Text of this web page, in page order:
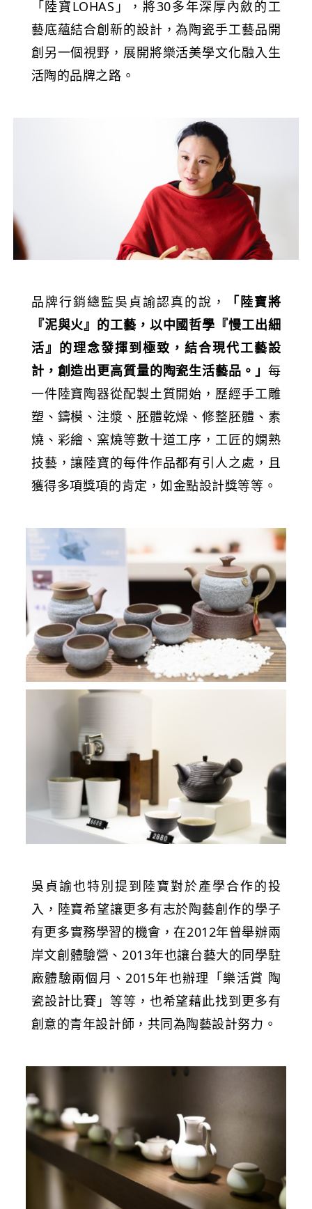
「陸寶LOHAS」，將30多年深厚內斂的工
藝底蘊結合創新的設計，為陶瓷手工藝品開
創另一個視野，展開將樂活美學文化融入生
活陶的品牌之路。
品牌行銷總監吳貞諭認真的說，
「陸寶將
『泥與火』的工藝，以中國哲學『慢工出細
活』的理念發揮到極致，結合現代工藝設
計，創造出更高質量的陶瓷生活藝品。」 每
一件陸寶陶器從配製土質開始，歷經手工雕
塑、鑄模、注漿、胚體乾燥、修整胚體、素
燒、彩繪、窯燒等數十道工序，工匠的嫻熟
技藝，讓陸寶的每件作品都有引人之處，且
獲得多項獎項的肯定，如金點設計獎等等。
吳貞諭也特別提到陸寶對於產學合作的投
入，陸寶希望讓更多有志於陶藝創作的學子
有更多實務學習的機會，在2012年曾舉辦兩
岸文創體驗營、2013年也讓台藝大的同學駐
廠體驗兩個月、2015年也辦理「樂活賞 陶
瓷設計比賽」等等，也希望藉此找到更多有
創意的青年設計師，共同為陶藝設計努力。